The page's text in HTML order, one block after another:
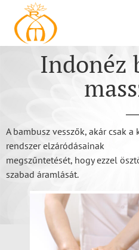
Indonéz
A bambusz vesszők, akár csak
rendszer elzáródásainak
megszűntetését, hogy ezzel
szabad áramlását.